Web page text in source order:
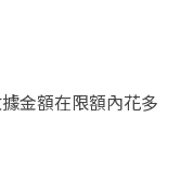
金額在限額內花多